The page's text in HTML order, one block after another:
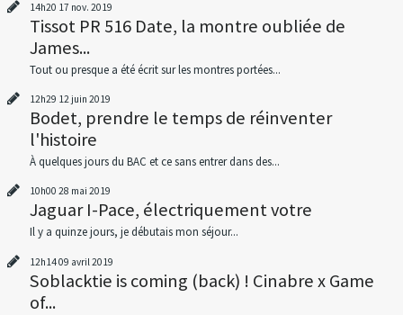
14h20 17 nov. 2019
Tissot PR 516 Date, la montre oubliée de
James...
Tout ou presque a été écrit sur les montres portées...
12h29 12 juin 2019
Bodet, prendre le temps de réinventer
l'histoire
À quelques jours du BAC et ce sans entrer dans des...
10h00 28 mai 2019
Jaguar I-Pace, électriquement votre
Il y a quinze jours, je débutais mon séjour...
12h1409 avril 2019
Soblacktie is coming (back) ! Cinabre x Game
of...